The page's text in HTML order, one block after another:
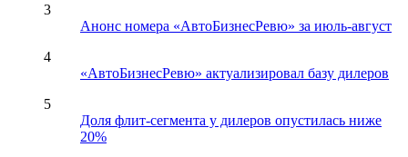
3
Анонс номера «АвтоБизнесРевю» за июль-август
4
«АвтоБизнесРевю» актуализировал базу дилеров
5
Доля флит-сегмента у дилеров опустилась ниже
20%